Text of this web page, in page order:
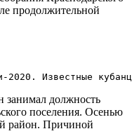
продолжительной
занимал должность
поселения. Осенью
район. Причиной